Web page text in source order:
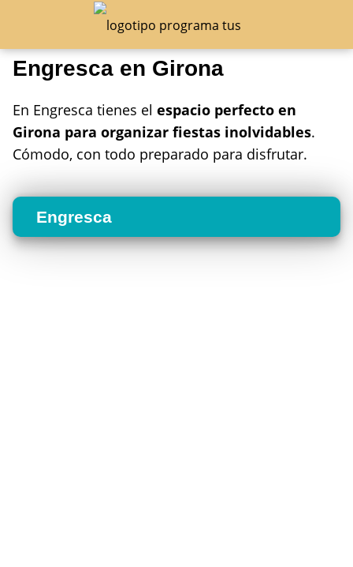
Engresca en Girona
En Engresca tienes el espacio perfecto en
Girona para organizar fiestas inolvidables.
Cómodo, con todo preparado para disfrutar.
Engresca